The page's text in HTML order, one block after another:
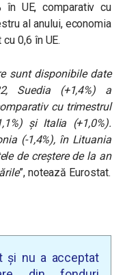
UE, comparativ cu
al anului, economia
0,6 în UE.
sunt disponibile date
Suedia (+1,4%) a
cu trimestrul
și Italia (+1,0%).
(-1,4%), în Lituania
de creștere de la an
”, notează Eurostat.
și nu a acceptat